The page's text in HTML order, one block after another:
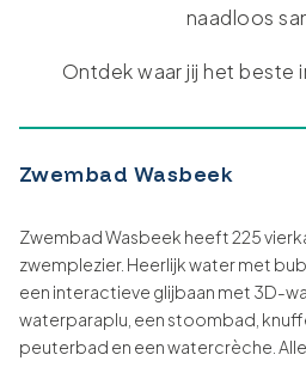
naadloos
Ontdek waar jij het beste
Zwembad Wasbeek
Zwembad Wasbeek heeft 225
zwemplezier. Heerlijk water met
een interactieve glijbaan met 3D-
waterparaplu, een stoombad,
peuterbad en een watercrèche.